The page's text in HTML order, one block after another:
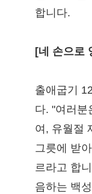
합니다.
[네 손으로
출애굽기
다. "여러분
여, 유월절
그릇에 받
르라고 합
음하는 백